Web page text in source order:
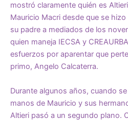
mostró claramente quién es
Mauricio Macri desde que se
su padre a mediados de los
quien maneja IECSA y
esfuerzos por aparentar que
primo, Angelo Calcaterra.
Durante algunos años, cuando
manos de Mauricio y sus
Altieri pasó a un segundo plano.